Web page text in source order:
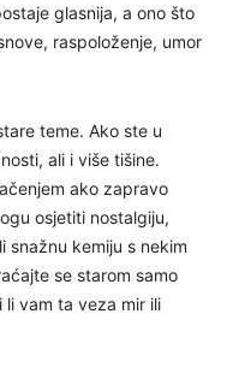
glasnija, a ono što
raspoloženje, umor
teme. Ako ste u
ali i više tišine.
ako zapravo
osjetiti nostalgiju,
snažnu kemiju s nekim
se starom samo
li vam ta veza mir ili